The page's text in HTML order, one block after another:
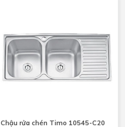
Chậu rửa chén Timo 10545-C20